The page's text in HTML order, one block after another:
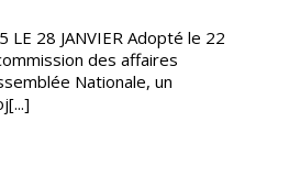
LE 28 JANVIER Adopté le 22
des affaires
Nationale, un